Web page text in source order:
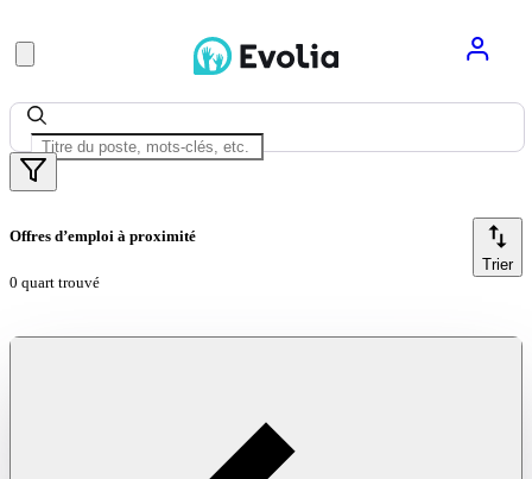
Offres d’emploi à proximité
0 quart trouvé
Trier